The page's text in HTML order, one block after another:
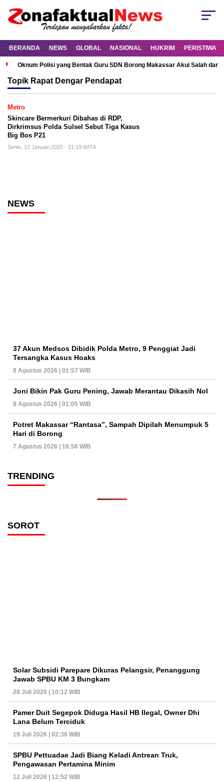
BERANDA NEWS GLOBAL NASIONAL HUKRIM PERISTIWA
Oknum Polisi yang Bentak Guru SDN Borong Makassar Akui Salah dan
Topik Rapat Dengar Pendapat
Metro
Skincare Bermerkuri Dibahas di RDP,
Dirkrimsus Polda Sulsel Sebut Tiga Kasus
Big Bos P21
Senin, 13 Januari 2025 - 21:19 WITA
NEWS
37 Akun Medsos Dibidik Polda Metro, 9 Penggiat Jadi
Tersangka Kasus Hoaks
8 Agustus 2026 | 01:57 WIB
Joni Bikin Pak Guru Pening, Jawab Merantau Dikasih Nol
8 Agustus 2026 | 01:05 WIB
Potret Makassar “Rantasa”, Sampah Dipilah Menumpuk 5
Hari di Borong
7 Agustus 2026 | 16:56 WIB
TRENDING
SOROT
Solar Subsidi Parepare Dikuras Pelangsir, Penanggung
Jawab SPBU KM 3 Bungkam
28 Juli 2026 | 10:12 WIB
Pamer Duit Segepok Diduga Hasil HB Ilegal, Owner Dhi
Lana Belum Terciduk
19 Juli 2026 | 02:38 WIB
SPBU Pettuadae Jadi Biang Keladi Antrean Truk,
Pengawasan Pertamina Minim
12 Juli 2026 | 12:52 WIB